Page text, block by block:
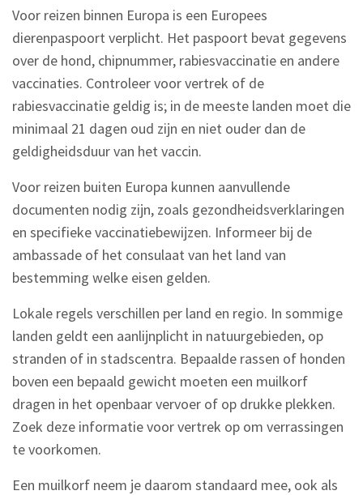
Voor reizen binnen Europa is een Europees
dierenpaspoort verplicht. Het paspoort bevat gegevens
over de hond, chipnummer, rabiesvaccinatie en andere
vaccinaties. Controleer voor vertrek of de
rabiesvaccinatie geldig is; in de meeste landen moet die
minimaal 21 dagen oud zijn en niet ouder dan de
geldigheidsduur van het vaccin.
Voor reizen buiten Europa kunnen aanvullende
documenten nodig zijn, zoals gezondheidsverklaringen
en specifieke vaccinatiebewijzen. Informeer bij de
ambassade of het consulaat van het land van
bestemming welke eisen gelden.
Lokale regels verschillen per land en regio. In sommige
landen geldt een aanlijnplicht in natuurgebieden, op
stranden of in stadscentra. Bepaalde rassen of honden
boven een bepaald gewicht moeten een muilkorf
dragen in het openbaar vervoer of op drukke plekken.
Zoek deze informatie voor vertrek op om verrassingen
te voorkomen.
Een muilkorf neem je daarom standaard mee, ook als